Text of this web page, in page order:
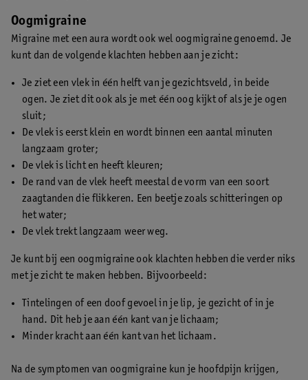
Oogmigraine
Migraine met een aura wordt ook wel oogmigraine genoemd. Je
kunt dan de volgende klachten hebben aan je zicht:
Je ziet een vlek in één helft van je gezichtsveld, in beide
ogen. Je ziet dit ook als je met één oog kijkt of als je je ogen
sluit;
De vlek is eerst klein en wordt binnen een aantal minuten
langzaam groter;
De vlek is licht en heeft kleuren;
De rand van de vlek heeft meestal de vorm van een soort
zaagtanden die flikkeren. Een beetje zoals schitteringen op
het water;
De vlek trekt langzaam weer weg.
Je kunt bij een oogmigraine ook klachten hebben die verder niks
met je zicht te maken hebben. Bijvoorbeeld:
Tintelingen of een doof gevoel in je lip, je gezicht of in je
hand. Dit heb je aan één kant van je lichaam;
Minder kracht aan één kant van het lichaam.
Na de symptomen van oogmigraine kun je hoofdpijn krijgen,